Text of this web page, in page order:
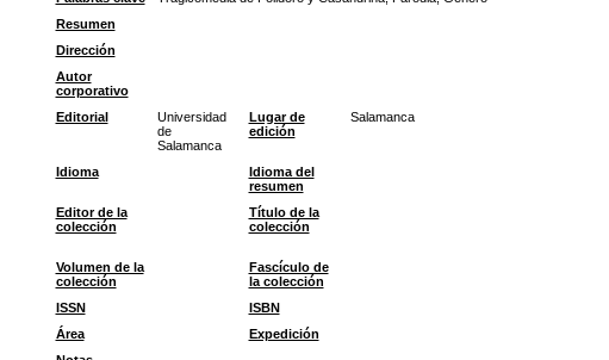
Resumen
Dirección
Autor
corporativo
Editorial
Universidad
de
Salamanca
Lugar de
edición
Salamanca
Idioma
Idioma del
resumen
Editor de la
colección
Título de la
colección
Volumen de la
colección
Fascículo de
la colección
ISSN ISBN
Área
Expedición